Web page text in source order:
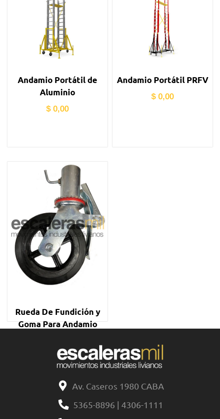
Andamio Portátil de
Aluminio
$0,00
Andamio Portátil PRFV
$0,00
Rueda De Fundición y
Goma Para Andamio
0,00
Av. Caseros 1980 CABA
5365-8896 | 4306-1111